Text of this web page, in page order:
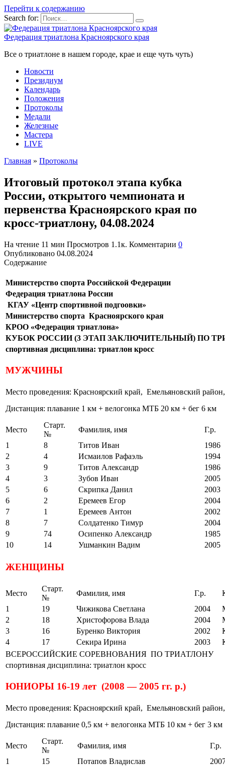
Перейти к содержанию
Search for:
Федерация триатлона Красноярского края
Все о триатлоне в нашем городе, крае и еще чуть чуть)
Новости
Президиум
Календарь
Положения
Протоколы
Медали
Железные
Мастера
LIVE
Главная » Протоколы
Итоговый протокол этапа кубка
России, открытого чемпионата и
первенства Красноярского края по
кросс-триатлону, 04.08.2024
На чтение 11 мин Просмотров 1.1к. Комментарии 0
Опубликовано 04.08.2024
Содержание
Министерство спорта Российской Федерации
Федерация триатлона России
КГАУ «Центр спортивной подгоовки»
Министерство спорта Красноярского края
КРОО «Федерация триатлона»
КУБОК РОССИИ (3 ЭТАП ЗАКЛЮЧИТЕЛЬНЫЙ) ПО
спортивная дисциплина: триатлон кросс
МУЖЧИНЫ
Место проведения: Красноярский край, Емельяновский
Дистанция: плавание 1 км + велогонка МТБ 20 км + бег 6 км
Место
Старт.
№
Фамилия, имя
Г.р.
1
8 Титов Иван
1986
2
4 Исмаилов Рафаэль
1994
3
9 Титов Александр
1986
4
3 Зубов Иван
2005
5
6 Скрипка Данил
2003
6
2 Еремеев Егор
2004
7
1 Еремеев Антон
2002
8
7 Солдатенко Тимур
2004
9
74 Осипенко Александр
1985
10
14 Ушманкин Вадим 2005
ЖЕНЩИНЫ
Место
Старт.
№
Фамилия, имя Г.р.
1
19 Чижикова Светлана 2004
2
18 Христофорова Влада 2004
3
16 Буренко Виктория 2002
4
17 Секира Ирина 2003
ВСЕРОССИЙСКИЕ СОРЕВНОВАНИЯ ПО ТРИАТЛОНУ
спортивная дисциплина: триатлон кросс
ЮНИОРЫ 16-19 лет (2008 — 2005 гг. р.)
Место проведения: Красноярский край, Емельяновский
Дистанция: плавание 0,5 км + велогонка МТБ 10 км + бег 3 км
Место
Старт.
№
Фамилия, имя
Г.р.
1
15 Потапов Владислав